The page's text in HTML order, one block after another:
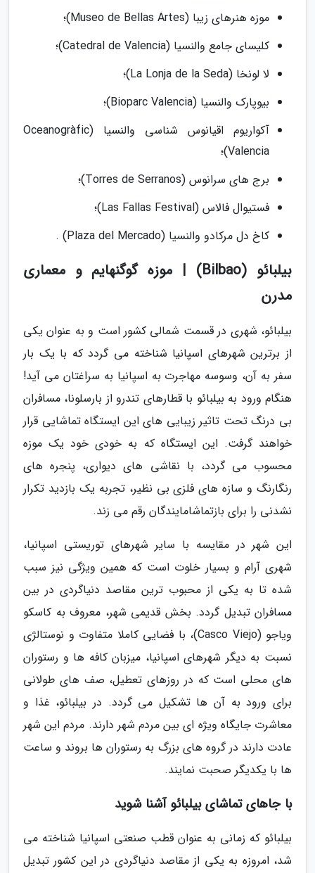
موزه هنرهای زیبا (Museo de Bellas Artes)؛
کلیسای جامع والنسیا (Catedral de Valencia)؛
لا لونخا (La Lonja de la Seda)؛
بیوپارک والنسیا (Bioparc Valencia)؛
آکواریوم اقیانوس شناسی والنسیا (Oceanogràfic
Valencia)؛
برج های سرانوس (Torres de Serranos)؛
فستیوال فالاس (Las Fallas Festival)؛
کاخ دل مرکادو والنسیا (Plaza del Mercado) .
بیلبائو (Bilbao) | موزه گوگنهایم و معماری
مدرن
بیلبائو، شهری در قسمت شمالی کشور است و به عنوان یکی
از برترین شهرهای اسپانیا شناخته می گردد که با یک بار
سفر به آن، وسوسه مهاجرت به اسپانیا به سراغتان می آید!
هنگام ورود به بیلبائو با قطارهای تندرو از بارسلونا، مسافران
بی درنگ تحت تاثیر زیبایی های این ایستگاه تماشایی قرار
خواهند گرفت. این ایستگاه که به خودی خود یک موزه
محسوب می گردد، با نقاشی های دیواری، پنجره های
رنگارنگ و سازه های فلزی بی نظیر، تجربه یک بازدید تکرار
نشدنی را برای بازتماشامایندگان رقم می زند.
این شهر در مقایسه با سایر شهرهای توریستی اسپانیا،
شهری آرام و بسیار خلوت است که همین ویژگی نیز سبب
شده تا به یکی از محبوب ترین مقاصد دنیاگردی در بین
مسافران تبدیل گردد. بخش قدیمی شهر، معروف به کاسکو
ویاجو (Casco Viejo)، با فضایی کاملا متفاوت و نوستالژی
نسبت به دیگر شهرهای اسپانیا، میزبان کافه ها و رستوران
های محلی است که در روزهای تعطیل، صف های طولانی
برای ورود به آن ها تشکیل می گردد. در بیلبائو، غذا و
معاشرت جایگاه ویژه ای بین مردم شهر دارند. مردم این شهر
عادت دارند در گروه های بزرگ به رستوران ها بروند و ساعت
ها با یکدیگر صحبت نمایند.
با جاهای تماشای بیلبائو آشنا شوید
بیلبائو که زمانی به عنوان قطب صنعتی اسپانیا شناخته می
شد، امروزه به یکی از مقاصد دنیاگردی در این کشور تبدیل